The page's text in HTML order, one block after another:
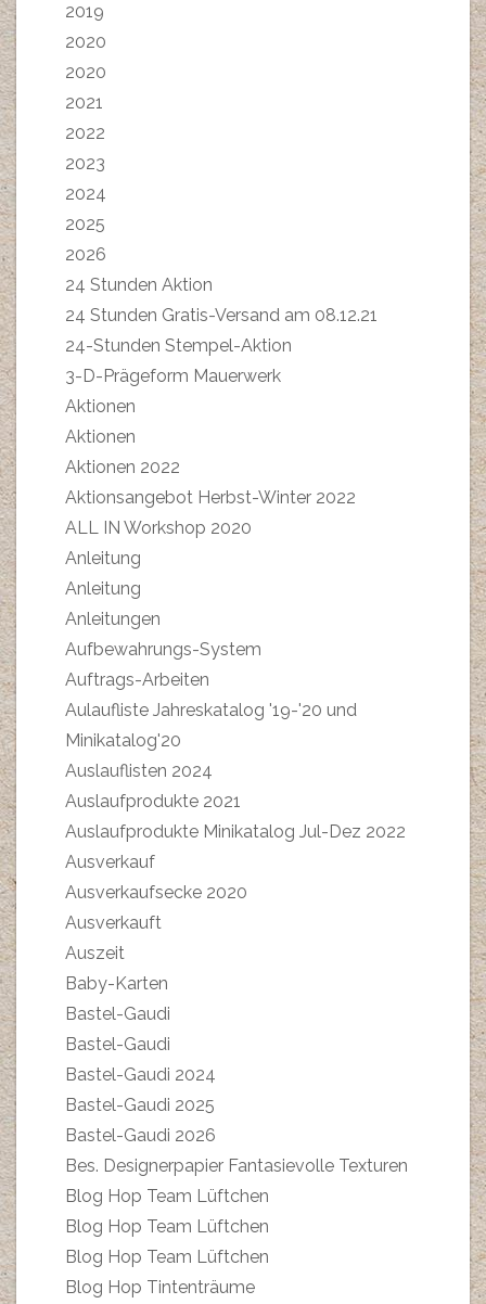
2019
2020
2020
2021
2022
2023
2024
2025
2026
24 Stunden Aktion
24 Stunden Gratis-Versand am 08.12.21
24-Stunden Stempel-Aktion
3-D-Prägeform Mauerwerk
Aktionen
Aktionen
Aktionen 2022
Aktionsangebot Herbst-Winter 2022
ALL IN Workshop 2020
Anleitung
Anleitung
Anleitungen
Aufbewahrungs-System
Auftrags-Arbeiten
Aulaufliste Jahreskatalog '19-'20 und
Minikatalog'20
Auslauflisten 2024
Auslaufprodukte 2021
Auslaufprodukte Minikatalog Jul-Dez 2022
Ausverkauf
Ausverkaufsecke 2020
Ausverkauft
Auszeit
Baby-Karten
Bastel-Gaudi
Bastel-Gaudi
Bastel-Gaudi 2024
Bastel-Gaudi 2025
Bastel-Gaudi 2026
Bes. Designerpapier Fantasievolle Texturen
Blog Hop Team Lüftchen
Blog Hop Team Lüftchen
Blog Hop Team Lüftchen
Blog Hop Tintenträume